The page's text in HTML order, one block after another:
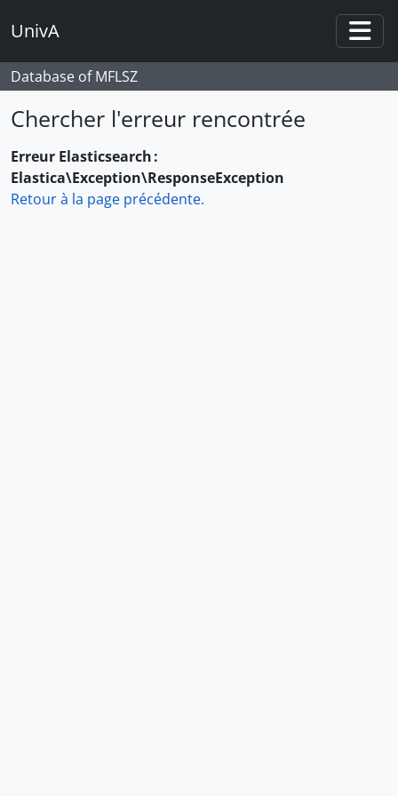
UnivA
Database of MFLSZ
Chercher l'erreur rencontrée
Erreur Elasticsearch :
Elastica\Exception\ResponseException
Retour à la page précédente.